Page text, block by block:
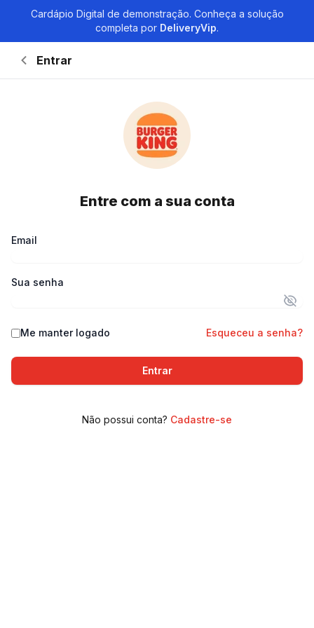
Cardápio Digital de demonstração. Conheça a solução
completa por DeliveryVip.
Retornar à página inicial
Entrar
Entre com a sua conta
Email
Sua senha
Me manter logado Esqueceu a senha?
Entrar
Não possui conta? Cadastre-se